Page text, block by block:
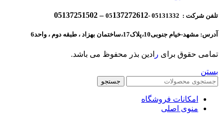
تلفن شرکت : 05131332 -05 137272612 – 05137251502
آدرس: مشهد-خیام جنوبی10،پلاک17،ساختمان بهزاد ، طبقه دوم ، واحد6
تمامی حقوق برای ر ادین بذر محفوظ می باشد.
بستن
جستجو
امکانات فروشگاه
منوی اصلی